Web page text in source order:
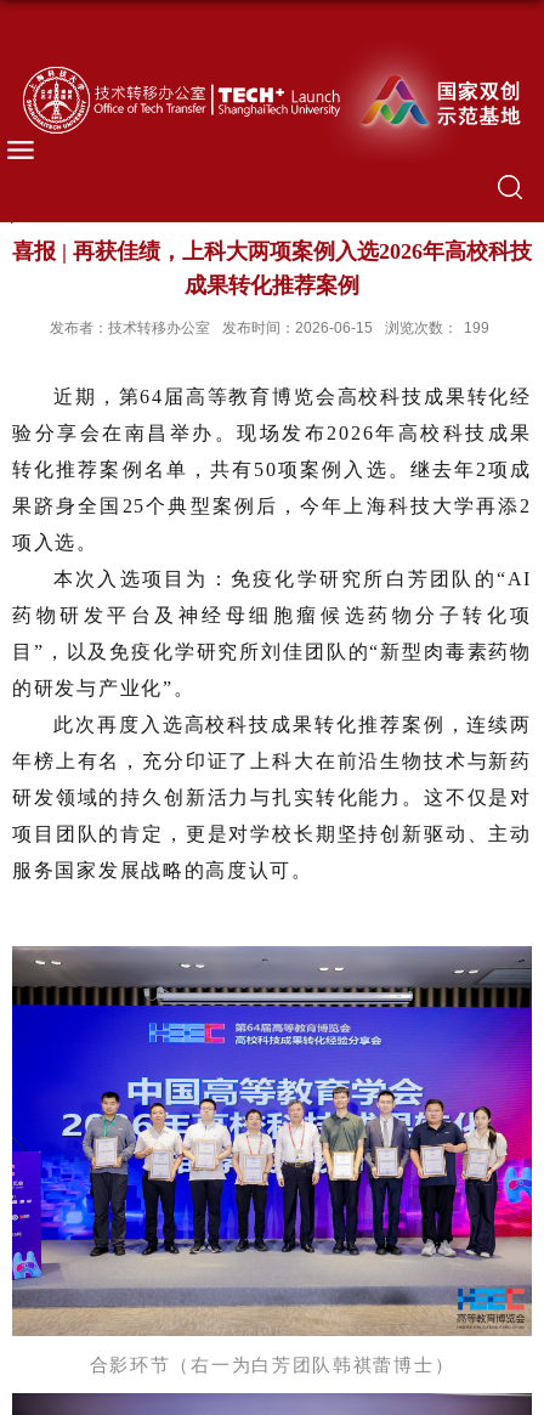
喜报 | 再获佳绩，上科大两项案例入选2026年高校科技
成果转化推荐案例
发布者：技术转移办公室 发布时间：2026-06-15 浏览次数： 199
近期，第64届高等教育博览会高校科技成果转化经
验分享会在南昌举办。现场发布2026年高校科技成果
转化推荐案例名单，共有50项案例入选。继去年2项成
果跻身全国25个典型案例后，今年上海科技大学再添2
项入选。
本次入选项目为：免疫化学研究所白芳团队的“AI
药物研发平台及神经母细胞瘤候选药物分子转化项
目”，以及免疫化学研究所刘佳团队的“新型肉毒素药物
的研发与产业化”。
此次再度入选高校科技成果转化推荐案例，连续两
年榜上有名，充分印证了上科大在前沿生物技术与新药
研发领域的持久创新活力与扎实转化能力。这不仅是对
项目团队的肯定，更是对学校长期坚持创新驱动、主动
服务国家发展战略的高度认可。
合影环节（右一为白芳团队韩祺蕾博士 ）